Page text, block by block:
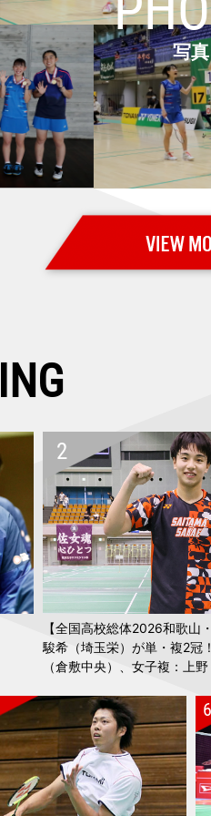
2026】高校2年の渡邉 柚乃が女
Super 500・決勝】女子複：櫻本
Super 500・準決勝】女子複：
Super 500・準々決勝】女子単
Super 500・2回戦】女子複：
Super 500・1回戦2日目】日本勢
Super 500・予選／1回戦1日目】
・準決勝】女子複：中西／岩永
・2回戦】女子複：鈴木／山北
・1回戦2日目】日本勢14組が2
・予選／1回戦1日目】女子複：
男子：日本体育大学、女子：筑波
準決勝】日本女子、中国に0−3で
準々決勝】日本男子、フランスに
ャパン2026】各種目の優勝者〜3位
ャパン2026】各国のバド愛好者
写真
【全国高校総体2026和歌山
駿希（埼玉栄）が単・複2
（倉敷中央）、女子複：上